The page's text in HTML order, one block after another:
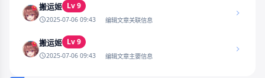
搬运姬 Lv 9
2025-07-06 09:43 编辑文章关联信息
搬运姬 Lv 9
2025-07-06 09:43 编辑文章主要信息